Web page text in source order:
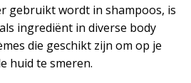
gebruikt wordt in shampoos, is
ingrediënt in diverse body
die geschikt zijn om op je
huid te smeren.